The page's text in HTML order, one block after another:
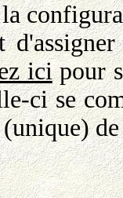
icipour
ci se